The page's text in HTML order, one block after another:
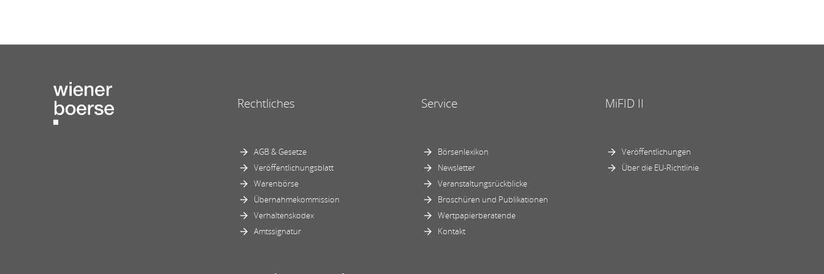
Rechtliches
AGB & Gesetze
Veröffentlichungsblatt
Warenbörse
Übernahmekommission
Verhaltenskodex
Amtssignatur
Service
Börsenlexikon
Newsletter
Veranstaltungsrückblicke
Broschüren und Publikationen
Wertpapierberatende
Kontakt
MiFID II
Veröffentlichungen
Über die EU-Richtlinie